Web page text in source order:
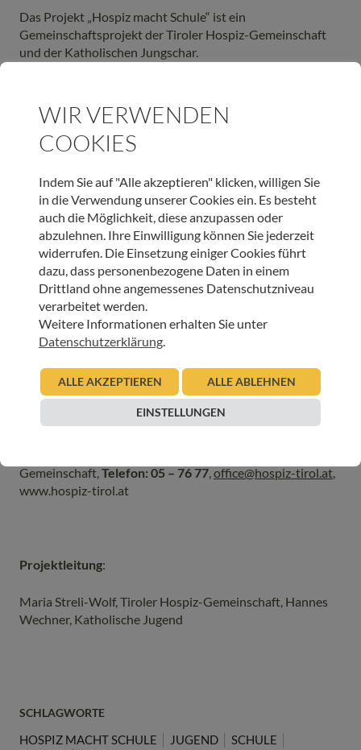
Das Projekt „Hospiz macht Schule“ ist ein
Gemeinschaftsprojekt der Tiroler Hospiz-Gemeinschaft
und der Katholischen Jungschar.
HospizmitarbeiterInnen gemeinsam mit
JugendleiterInnen oder PädagogInnen
Rahmenbedingungen werden von den zuständigen
LehrerInnen und dem ReferentInnenteam
gemeinsam abgesprochen.
Mindestens:
3×2 Unterrichtseinheiten innerhalb eines Semesters, max.
7×2 UE
Das Projekt ist kostenlos.
Kontakt und Information :
Gemeinschaft,Telefon: 05 – 76 77,office@hospiz-tirol.at,
www.hospiz-tirol.at
Projektleitung:
Maria Streli-Wolf, Tiroler Hospiz-Gemeinschaft, Hannes
Wechner, Katholische Jugend
SCHLAGWORTE
HOSPIZ MACHT SCHULE JUGEND
SCHULE
WIR VERWENDEN
COOKIES
Indem Sie auf "Alle akzeptieren" klicken, willigen Sie
in die Verwendung unserer Cookies ein. Es besteht
auch die Möglichkeit, diese anzupassen oder
abzulehnen. Ihre Einwilligung können Sie jederzeit
widerrufen. Die Einsetzung einiger Cookies führt
dazu, dass personenbezogene Daten in einem
Drittland ohne angemessenes Datenschutzniveau
verarbeitet werden.
Weitere Informationen erhalten Sie unter
Datenschutzerklärung
ALLE AKZEPTIEREN ALLE ABLEHNEN
EINSTELLUNGEN